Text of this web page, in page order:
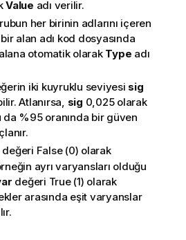
Value adı verilir.
her birinin adlarını içeren
alan adı kod dosyasında
otomatik olarak Type adı
iki kuyruklu seviyesi sig
Atlanırsa, sig 0,025 olarak
da %95 oranında bir güven
değeri False(0) olarak
ayrı varyansları olduğu
değeri True(1) olarak
arasında eşit varyanslar